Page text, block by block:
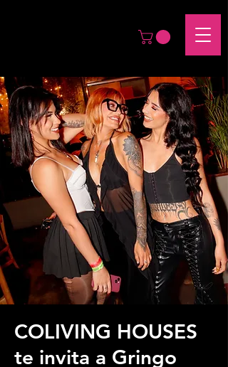
COLIVING HOUSES
te invita a Gringo